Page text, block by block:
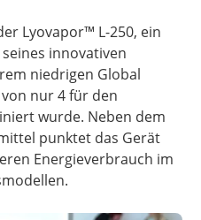
Lyovapor™ L-250, ein
innovativen
niedrigen Global
nur 4 für den
wurde. Neben dem
punktet das Gerät
Energieverbrauch im